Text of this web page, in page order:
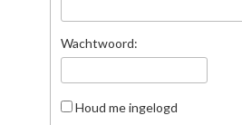
Wachtwoord:
Houd me ingelogd